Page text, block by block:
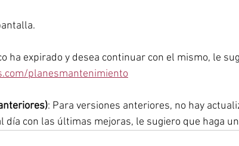
ha expirado y desea continuar con el mismo, le
planesmantenimiento
: Para versiones anteriores, no hay
día con las últimas mejoras, le sugiero que haga